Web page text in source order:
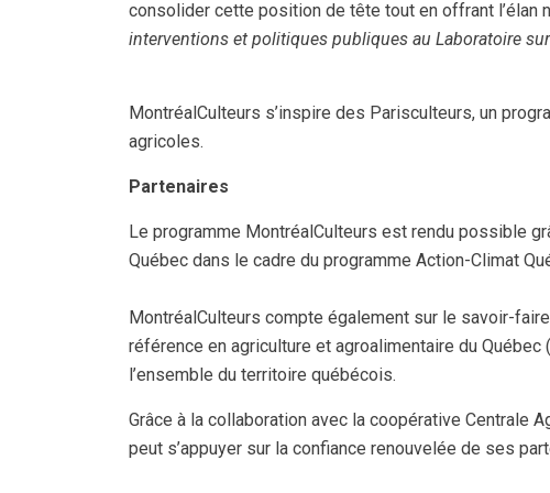
consolider cette position de tête tout en offrant
interventions et politiques publiques au Laboratoire
MontréalCulteurs s’inspire des Parisculteurs, un
agricoles.
Partenaires
Le programme MontréalCulteurs est rendu possible
Québec dans le cadre du programme Action-Climat
MontréalCulteurs compte également sur le savoir-
référence en agriculture et agroalimentaire du
l’ensemble du territoire québécois.
Grâce à la collaboration avec la coopérative Centrale
peut s’appuyer sur la confiance renouvelée de ses